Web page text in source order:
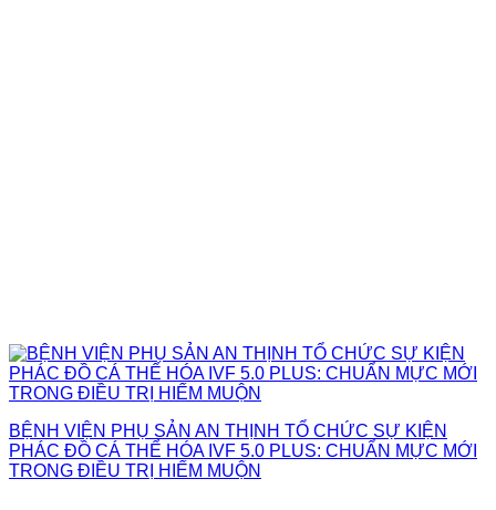
BỆNH VIỆN PHỤ SẢN AN THỊNH TỔ CHỨC SỰ KIỆN
PHÁC ĐỒ CÁ THỂ HÓA IVF 5.0 PLUS: CHUẨN MỰC MỚI
TRONG ĐIỀU TRỊ HIẾM MUỘN